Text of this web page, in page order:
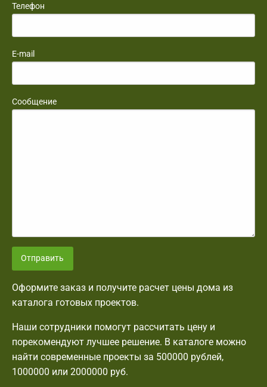
Телефон
E-mail
Сообщение
Отправить
Оформите заказ и получите расчет цены дома из
каталога готовых проектов.
Наши сотрудники помогут рассчитать цену и
порекомендуют лучшее решение. В каталоге можно
найти современные проекты за 500000 рублей,
1000000 или 2000000 руб.